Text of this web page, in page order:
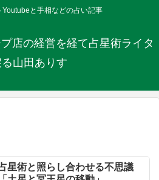
と手相などの占い記事
店の経営を経て占星術ライタ
山田ありす
星術と照らし合わせる不思議